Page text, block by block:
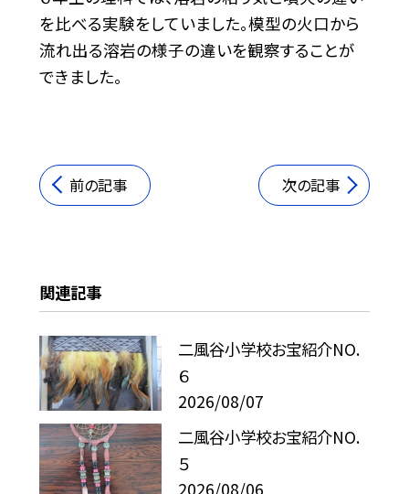
を比べる実験をしていました。模型の火口から
流れ出る溶岩の様子の違いを観察することが
できました。
前の記事 次の記事
関連記事
二風谷小学校お宝紹介NO.
６
2026/08/07
二風谷小学校お宝紹介NO.
５
2026/08/06